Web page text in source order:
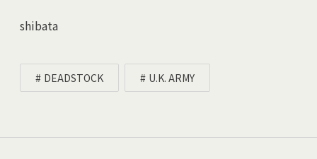
shibata
DEADSTOCK U.K. ARMY